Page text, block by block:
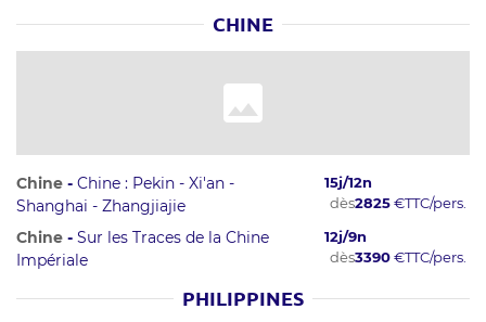
CHINE
Chine - Chine : Pekin - Xi'an -
Shanghai - Zhangjiajie
15j/12n
dès2825€TTC/pers.
Chine - Sur les Traces de la Chine
Impériale
12j/9n
dès3390€TTC/pers.
PHILIPPINES